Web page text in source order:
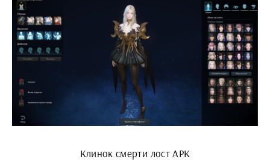
Клинок смерти лост АРК